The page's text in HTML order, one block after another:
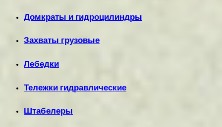
Домкраты и гидроцилиндры
Захваты грузовые
Лебедки
Тележки гидравлические
Штабелеры